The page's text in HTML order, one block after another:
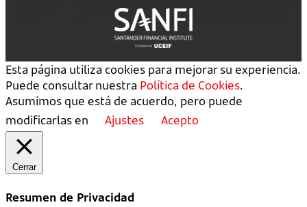
Esta página utiliza cookies para mejorar su experiencia.
Puede consultar nuestra Política de Cookies.
Asumimos que está de acuerdo, pero puede
modificarlas en
Ajustes Acepto
Cerrar
Resumen de Privacidad